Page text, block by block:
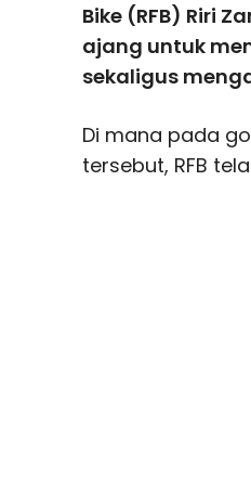
Bike (RFB) Riri
ajang untuk
sekaligus
Di mana pada
tersebut, RFB